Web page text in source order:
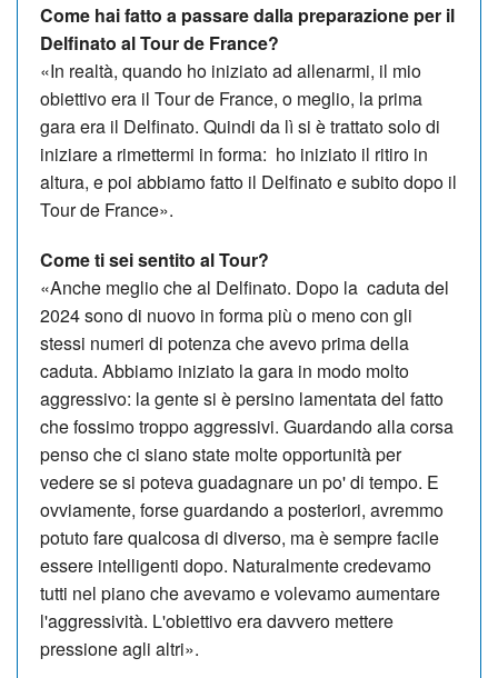
Come hai fatto a passare dalla preparazione per il
Delfinato al Tour de France?
«In realtà, quando ho iniziato ad allenarmi, il mio
obiettivo era il Tour de France, o meglio, la prima
gara era il Delfinato. Quindi da lì si è trattato solo di
iniziare a rimettermi in forma: ho iniziato il ritiro in
altura, e poi abbiamo fatto il Delfinato e subito dopo il
Tour de France».
Come ti sei sentito al Tour?
«Anche meglio che al Delfinato. Dopo la caduta del
2024 sono di nuovo in forma più o meno con gli
stessi numeri di potenza che avevo prima della
caduta. Abbiamo iniziato la gara in modo molto
aggressivo: la gente si è persino lamentata del fatto
che fossimo troppo aggressivi. Guardando alla corsa
penso che ci siano state molte opportunità per
vedere se si poteva guadagnare un po' di tempo. E
ovviamente, forse guardando a posteriori, avremmo
potuto fare qualcosa di diverso, ma è sempre facile
essere intelligenti dopo. Naturalmente credevamo
tutti nel piano che avevamo e volevamo aumentare
l'aggressività. L'obiettivo era davvero mettere
pressione agli altri».